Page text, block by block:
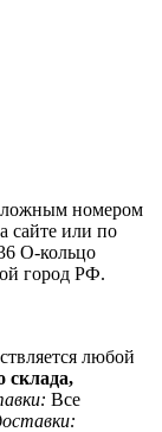
номером
сайте или по
О-кольцо
город РФ.
любой
склада,
Все